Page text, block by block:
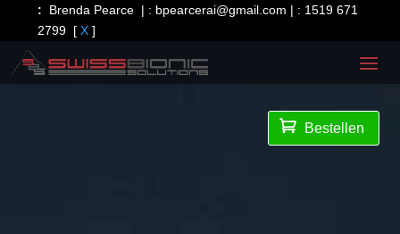
: Brenda Pearce | : bpearcerai@gmail.com | : 1519 671
2799 [X ]
 Bestellen